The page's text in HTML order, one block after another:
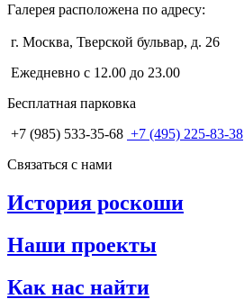
Галерея расположена по адресу:
г. Москва, Тверской бульвар, д. 26
Eжедневно с 12.00 до 23.00
Бесплатная парковка
+7 (985) 533-35-68 +7 (495) 225-83-38
Связаться с нами
История роскоши
Наши проекты
Как нас найти